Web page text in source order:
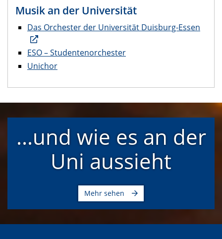
Musik an der Universität
Das Orchester der Universität Duisburg-Essen
ESO – Studentenorchester
Unichor
...und wie es an der
Uni aussieht
Mehr sehen